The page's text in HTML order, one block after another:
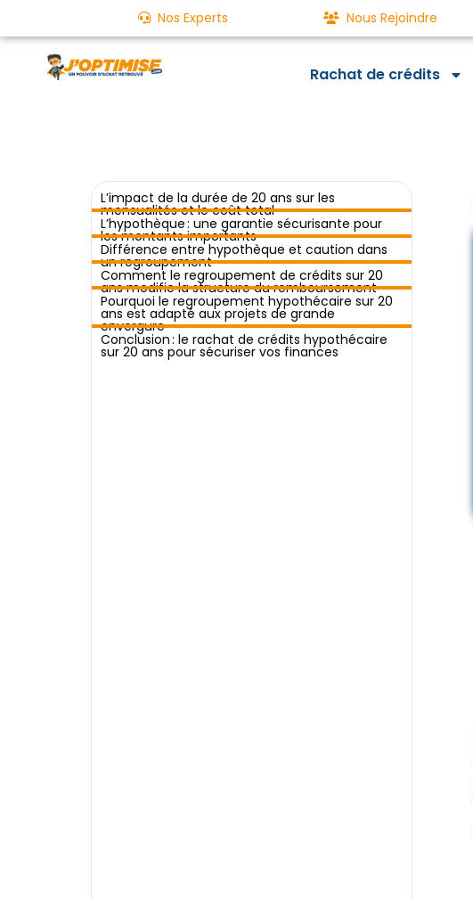
Nos Experts Nous Rejoindre
Rachat de crédits
L’impact de la durée de 20 ans sur les
mensualités et le coût total
L’hypothèque : une garantie sécurisante pour
les montants importants
Différence entre hypothèque et caution dans
un regroupement
Comment le regroupement de crédits sur 20
ans modifie la structure du remboursement
Pourquoi le regroupement hypothécaire sur 20
ans est adapté aux projets de grande
envergure
Conclusion : le rachat de crédits hypothécaire
sur 20 ans pour sécuriser vos finances